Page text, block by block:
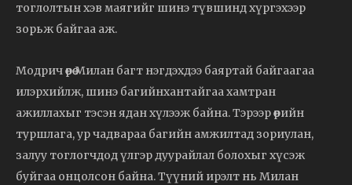
тоглолтын хэв маягийг шинэ түвшинд хүргэхээр
зорьж байгаа аж.
Модрич өөрөө Милан багт нэгдэхдээ баяртай байгаагаа
илэрхийлж, шинэ багийнхантайгаа хамтран
ажиллахыг тэсэн ядан хүлээж байна. Тэрээр өөрийн
туршлага, ур чадвараа багийн амжилтад зориулан,
залуу тоглогчдод үлгэр дуурайлал болохыг хүсэж
буйгаа онцолсон байна. Түүний ирэлт нь Милан